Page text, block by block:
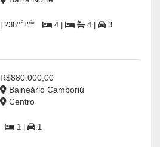
| 238m² priv. 4 | 4 | 3
R$880.000,00
Balneário Camboriú
Centro
1 | 1